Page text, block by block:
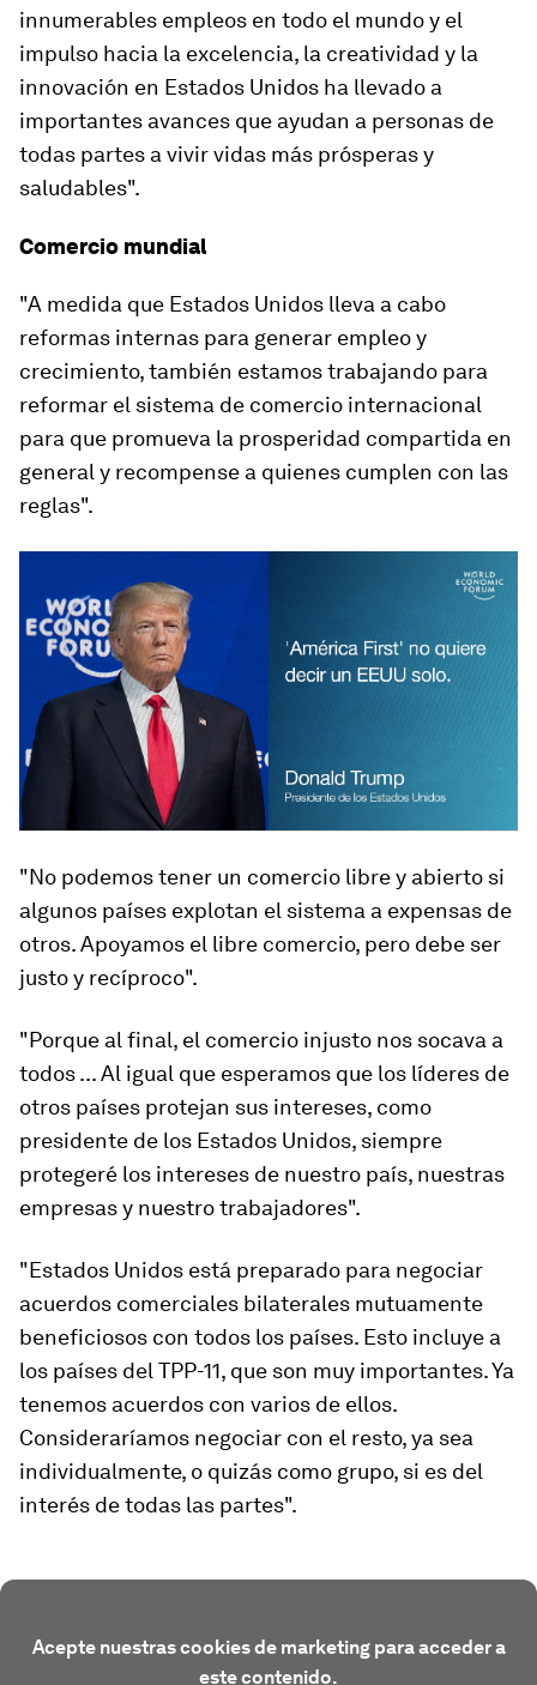
innumerables empleos en todo el mundo y el
impulso hacia la excelencia, la creatividad y la
innovación en Estados Unidos ha llevado a
importantes avances que ayudan a personas de
todas partes a vivir vidas más prósperas y
saludables".
Comercio mundial
"A medida que Estados Unidos lleva a cabo
reformas internas para generar empleo y
crecimiento, también estamos trabajando para
reformar el sistema de comercio internacional
para que promueva la prosperidad compartida en
general y recompense a quienes cumplen con las
reglas".
"No podemos tener un comercio libre y abierto si
algunos países explotan el sistema a expensas de
otros. Apoyamos el libre comercio, pero debe ser
justo y recíproco".
"Porque al final, el comercio injusto nos socava a
todos ... Al igual que esperamos que los líderes de
otros países protejan sus intereses, como
presidente de los Estados Unidos, siempre
protegeré los intereses de nuestro país, nuestras
empresas y nuestro trabajadores".
"Estados Unidos está preparado para negociar
acuerdos comerciales bilaterales mutuamente
beneficiosos con todos los países. Esto incluye a
los países del TPP-11, que son muy importantes. Ya
tenemos acuerdos con varios de ellos.
Consideraríamos negociar con el resto, ya sea
individualmente, o quizás como grupo, si es del
interés de todas las partes".
Acepte nuestras cookies de marketing para acceder a
este contenido.